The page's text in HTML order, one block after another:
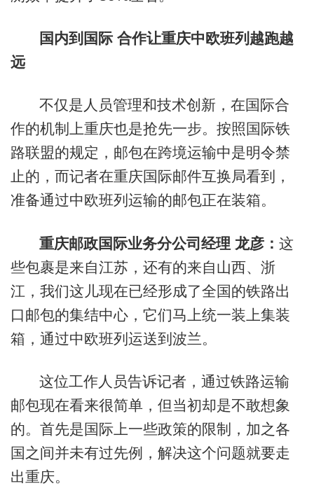
国内到国际 合作让重庆中欧班列越跑越
远
不仅是人员管理和技术创新，在国际合
作的机制上重庆也是抢先一步。按照国际铁
路联盟的规定，邮包在跨境运输中是明令禁
止的，而记者在重庆国际邮件互换局看到，
准备通过中欧班列运输的邮包正在装箱。
重庆邮政国际业务分公司经理 龙彦： 这
些包裹是来自江苏，还有的来自山西、浙
江，我们这儿现在已经形成了全国的铁路出
口邮包的集结中心，它们马上统一装上集装
箱，通过中欧班列运送到波兰。
这位工作人员告诉记者，通过铁路运输
邮包现在看来很简单，但当初却是不敢想象
的。首先是国际上一些政策的限制，加之各
国之间并未有过先例，解决这个问题就要走
出重庆。